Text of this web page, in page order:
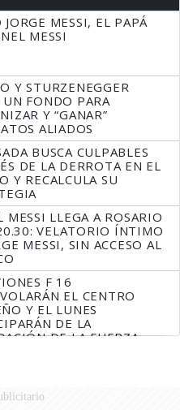
MESSI, EL PAPÁ
MESSI
Y STURZENEGGER
UN FONDO PARA
Y “GANAR”
ALIADOS
BUSCA CULPABLES
DE LA DERROTA EN EL
Y RECALCULA SU
MESSI LLEGA A ROSARIO
VELATORIO ÍNTIMO
MESSI, SIN ACCESO AL
F 16
EL CENTRO
Y EL LUNES
DE LA
DE LA FUERZA